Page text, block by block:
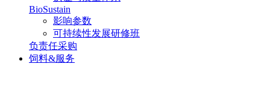
BioSustain
影响参数
可持续性发展研修班
负责任采购
饲料&服务